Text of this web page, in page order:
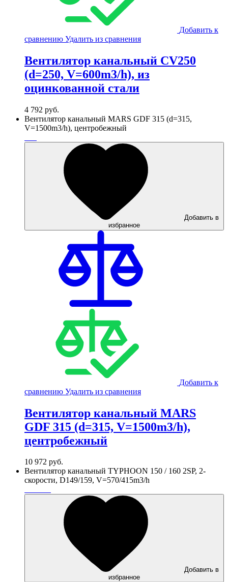
Добавить к
сравнению Удалить из сравнения
Вентилятор канальный CV250
(d=250, V=600m3/h), из
оцинкованной стали
4 792 руб.
Вентилятор канальный MARS GDF 315 (d=315,
V=1500m3/h), центробежный
Добавить в
избранное
Добавить к
сравнению Удалить из сравнения
Вентилятор канальный MARS
GDF 315 (d=315, V=1500m3/h),
центробежный
10 972 руб.
Вентилятор канальный TYPHOON 150 / 160 2SP, 2-
скорости, D149/159, V=570/415m3/h
Добавить в
избранное